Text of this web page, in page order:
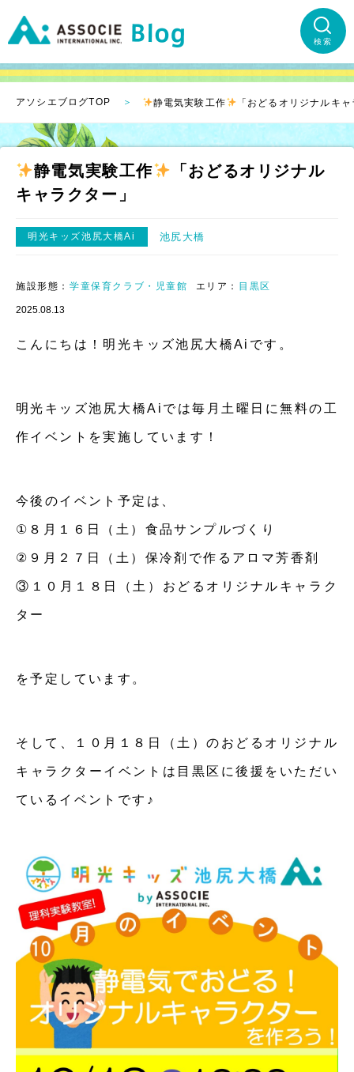
検索
アソシエブログTOP 静電気実験工作 「おどるオリジナルキ
静電気実験工作
「おどるオリジナル
キャラクター」
明光キッズ池尻大橋Ai 池尻大橋
施設形態： 学童保育クラブ・児童館 エリア： 目黒区
2025.08.13
こんにちは！明光キッズ池尻大橋Aiです。
明光キッズ池尻大橋Aiでは毎月土曜日に無料の工
作イベントを実施しています！
今後のイベント予定は、
①８月１６日（土）食品サンプルづくり
②９月２７日（土）保冷剤で作るアロマ芳香剤
③１０月１８日（土）おどるオリジナルキャラク
ター
を予定しています。
そして、１０月１８日（土）のおどるオリジナル
キャラクターイベントは目黒区に後援をいただい
ているイベントです♪